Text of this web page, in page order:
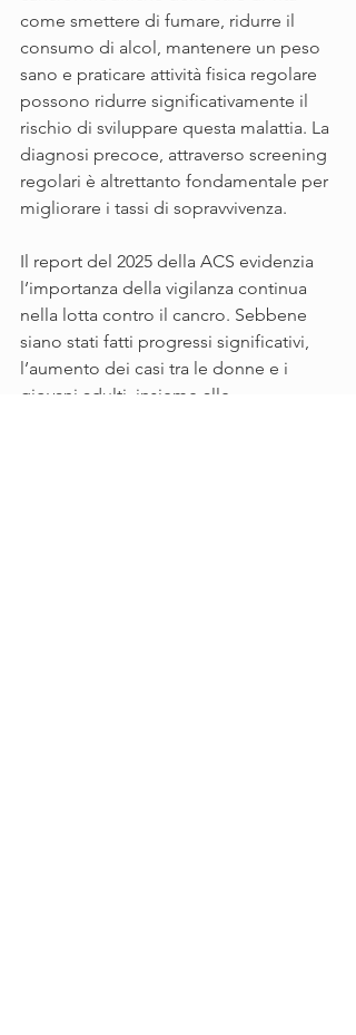
come smettere di fumare, ridurre il
consumo di alcol, mantenere un peso
sano e praticare attività fisica regolare
possono ridurre significativamente il
rischio di sviluppare questa malattia. La
diagnosi precoce, attraverso screening
regolari è altrettanto fondamentale per
migliorare i tassi di sopravvivenza.
Il report del 2025 della ACS evidenzia
l’importanza della vigilanza continua
nella lotta contro il cancro. Sebbene
siano stati fatti progressi significativi,
l’aumento dei casi tra le donne e i
giovani adulti, insieme alle